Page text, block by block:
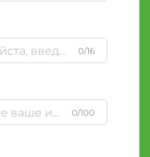
0/16
0/100